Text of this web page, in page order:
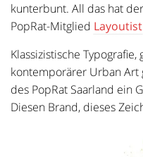
kunterbunt. All das hat
PopRat-Mitglied Layoutist
Klassizistische
kontemporärer Urban Art
des PopRat Saarland ein
Diesen Brand, dieses